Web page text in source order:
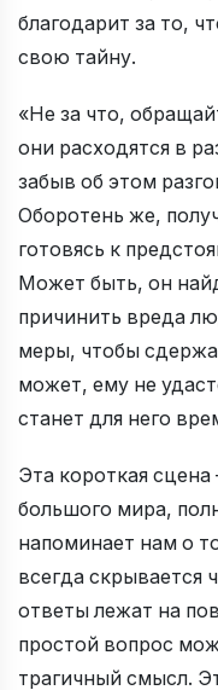
благодарит за то,
свою тайну.
«Не за что,
они расходятся в
забыв об этом
Оборотень же,
готовясь к
Может быть, он
причинить вреда
меры, чтобы
может, ему не
станет для него
Эта короткая сцена
большого мира,
напоминает нам о
всегда скрывается
ответы лежат на
простой вопрос
трагичный смысл.